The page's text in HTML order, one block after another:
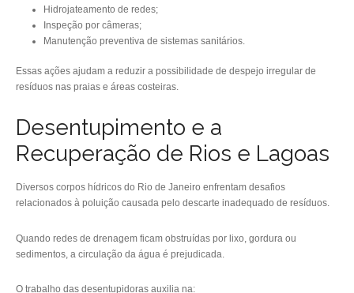
Hidrojateamento de redes;
Inspeção por câmeras;
Manutenção preventiva de sistemas sanitários.
Essas ações ajudam a reduzir a possibilidade de despejo irregular de
resíduos nas praias e áreas costeiras.
Desentupimento e a
Recuperação de Rios e Lagoas
Diversos corpos hídricos do Rio de Janeiro enfrentam desafios
relacionados à poluição causada pelo descarte inadequado de resíduos.
Quando redes de drenagem ficam obstruídas por lixo, gordura ou
sedimentos, a circulação da água é prejudicada.
O trabalho das desentupidoras auxilia na: